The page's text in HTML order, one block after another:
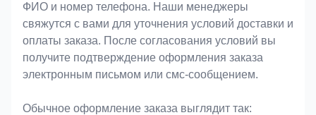
ФИО и номер телефона. Наши менеджеры
свяжутся с вами для уточнения условий доставки и
оплаты заказа. После согласования условий вы
получите подтверждение оформления заказа
электронным письмом или смс-сообщением.
Обычное оформление заказа выглядит так: